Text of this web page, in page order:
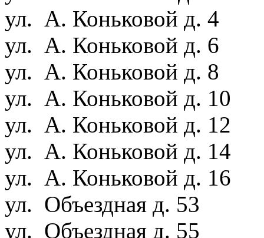
ул. А. Коньковой д. 4
ул. А. Коньковой д. 6
ул. А. Коньковой д. 8
ул. А. Коньковой д. 10
ул. А. Коньковой д. 12
ул. А. Коньковой д. 14
ул. А. Коньковой д. 16
ул. Объездная д. 53
ул. Объездная д. 55